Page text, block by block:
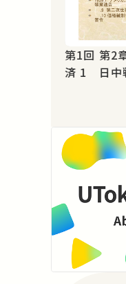
第1回 第2章 戦時経済下の日本経
済 1 日